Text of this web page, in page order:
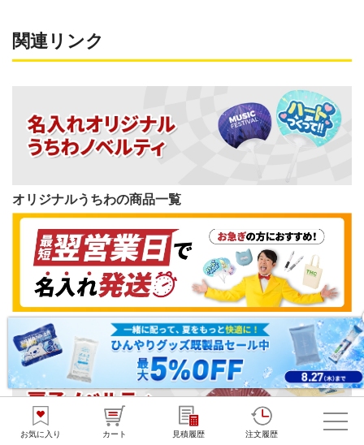
お気に入り カート 見積履歴 注文履歴
関連リンク
オリジナルうちわの商品一覧
短納期ノベルティの商品一覧